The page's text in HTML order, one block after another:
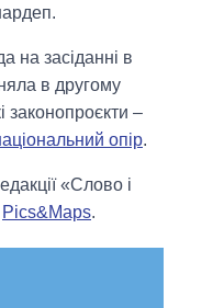
на засіданні в
в другому
законопроєкти –
опір.
«Слово і
Pics&Maps.